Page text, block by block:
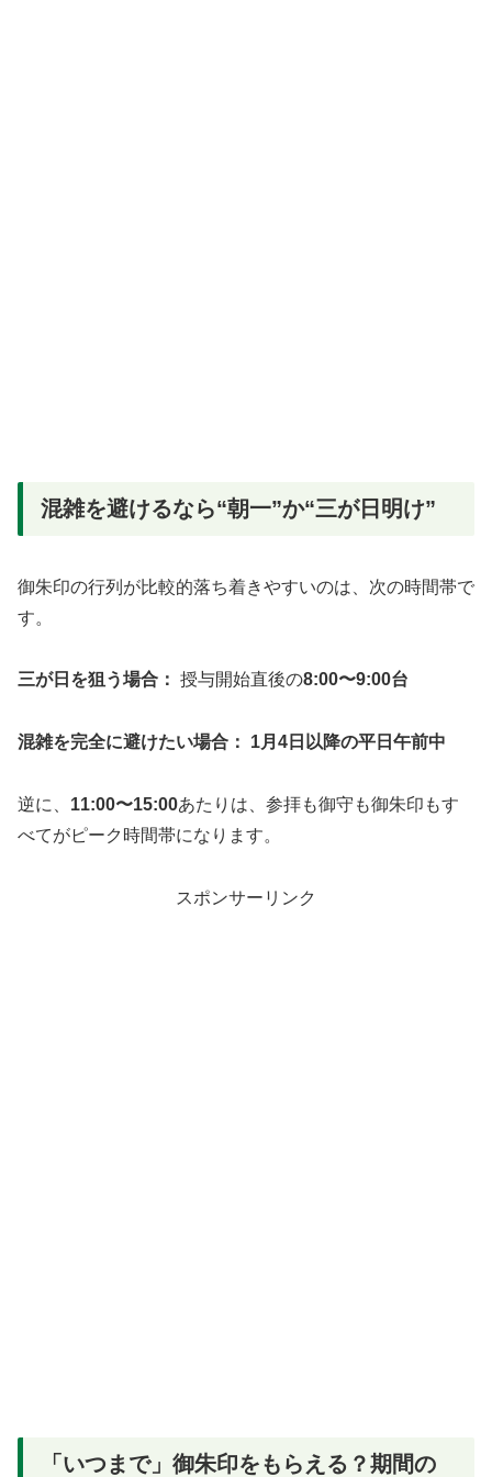
混雑を避けるなら“朝一”か“三が日明け”
御朱印の行列が比較的落ち着きやすいのは、次の時間帯で
す。
三が日を狙う場合： 授与開始直後の8:00〜9:00台
混雑を完全に避けたい場合： 1月4日以降の平日午前中
逆に、 11:00〜15:00あたりは、参拝も御守も御朱印もす
べてがピーク時間帯になります。
スポンサーリンク
「いつまで」御朱印をもらえる？期間の